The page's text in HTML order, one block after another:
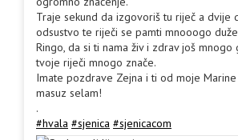
Traje sekund da izgovoriš tu riječ a dvije
odsustvo te riječi se pamti mnooogo
Ringo, da si ti nama živ i zdrav još mnogo
tvoje riječi mnogo znače.
Imate pozdrave Zejna i ti od moje
masuz selam!
.
#hvala #sjenica #sjenicacom